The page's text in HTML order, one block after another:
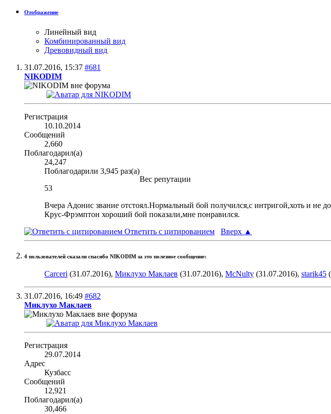
Отображение
Линейный вид
Комбинированный вид
Древовидный вид
31.07.2016, 15:37 #681
NIKODIM
Регистрация
10.10.2014
Сообщений
2,660
Поблагодарил(а)
24,247
Поблагодарили 3,945 раз(а)
Вес репутации
53
Вчера Адонис звание отстоял.Нормальный бой получился,с интригой,хоть и не
Крус-Фрэмптон хороший бой показали,мне понравился.
Ответить с цитированием
Вверх ▲
4 пользователей сказали cпасибо NIKODIM за это полезное сообщение:
Carceri (31.07.2016), Миклухо Маклаев (31.07.2016), McNulty (31.07.2016), starik45
31.07.2016, 16:49 #682
Миклухо Маклаев
Регистрация
29.07.2014
Адрес
Кузбасс
Сообщений
12,921
Поблагодарил(а)
30,466